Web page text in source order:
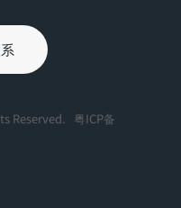
Reserved. 粤ICP备